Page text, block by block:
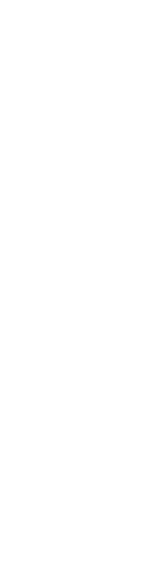
Tốt Nhất
mang đến một trải
spa thương mại hoặc
phục hồi giúp các
Điều này quan trọng
ít người thật sự hiểu
phục hồi và stress do
với liệu trình spa tiêu
chung, vùng trị liệu
đau nhức, hạn chế
hợp với:
nghiệp và tập trung
du lịch.